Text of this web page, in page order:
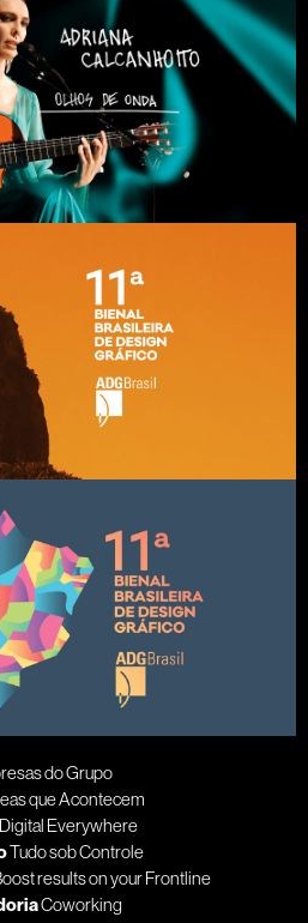
do Grupo
que Acontecem
Digital Everywhere
Tudo sob Controle
results on your Frontline
Coworking